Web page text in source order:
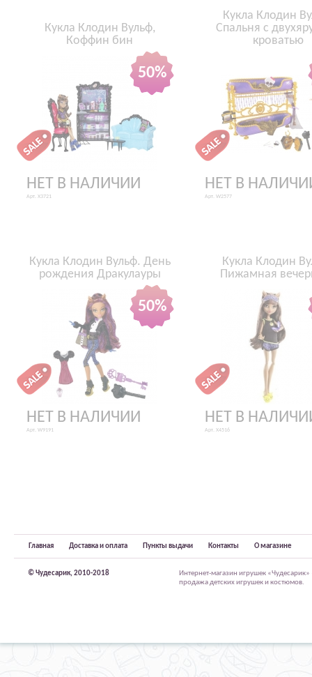
50%
Кукла Клодин Вульф,
Коффин бин
НЕТ В НАЛИЧИИ
Арт. X3721
Кукла Клодин
Спальня с
кроватью
НЕТ В
Арт. W2577
50%
Кукла Клодин Вульф. День
рождения Дракулауры
НЕТ В НАЛИЧИИ
Арт. W9191
Кукла Клодин
Пижамная
НЕТ В
Арт. X4516
Главная Доставка и оплата Пункты выдачи Контакты О магазине
© Чудесарик, 2010-2018
Интернет-магазин игрушек
продажа детских игрушек и костюмов.